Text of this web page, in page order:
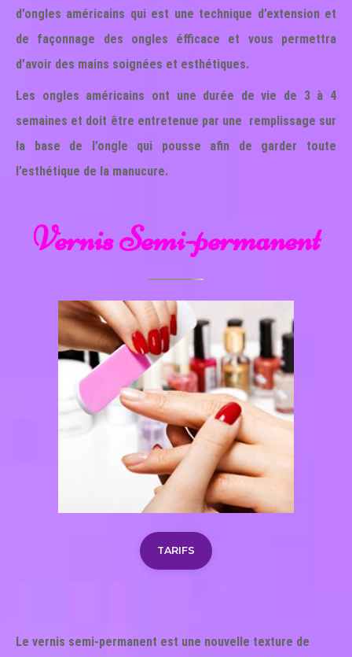
d’ongles américains qui est une technique d’extension et
de façonnage des ongles éfficace et vous permettra
d’avoir des mains soignées et esthétiques.
Les ongles américains ont une durée de vie de 3 à 4
semaines et doit être entretenue par une remplissage sur
la base de l’ongle qui pousse afin de garder toute
l’esthétique de la manucure.
Vernis Semi-permanent
TARIFS
Le vernis semi-permanent est une nouvelle texture de